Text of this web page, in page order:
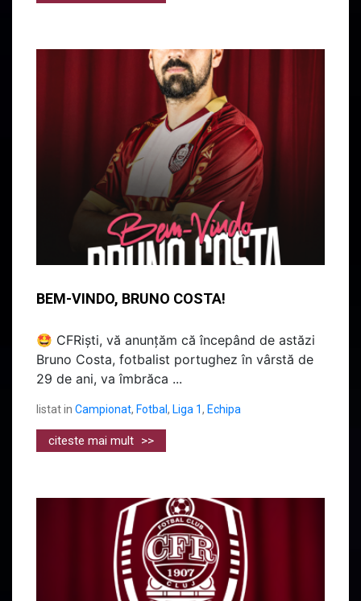
BEM-VINDO, BRUNO COSTA!
🤩 CFRiști, vă anunțăm că începând de astăzi
Bruno Costa, fotbalist portughez în vârstă de
29 de ani, va îmbrăca ...
listat in Campionat, Fotbal, Liga 1, Echipa
citeste mai mult >>